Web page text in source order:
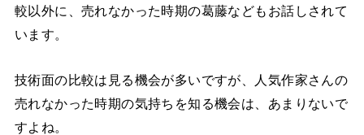
較以外に、売れなかった時期の葛藤などもお話しされて
います。
技術面の比較は見る機会が多いですが、人気作家さんの
売れなかった時期の気持ちを知る機会は、あまりないで
すよね。